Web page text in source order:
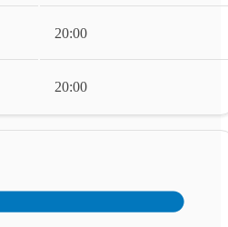
20:00
20:00